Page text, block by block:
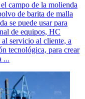
campo de la molienda
de barita de malla
se puede usar para
de equipos, HC
servicio al cliente, a
tecnológica, para crear
...